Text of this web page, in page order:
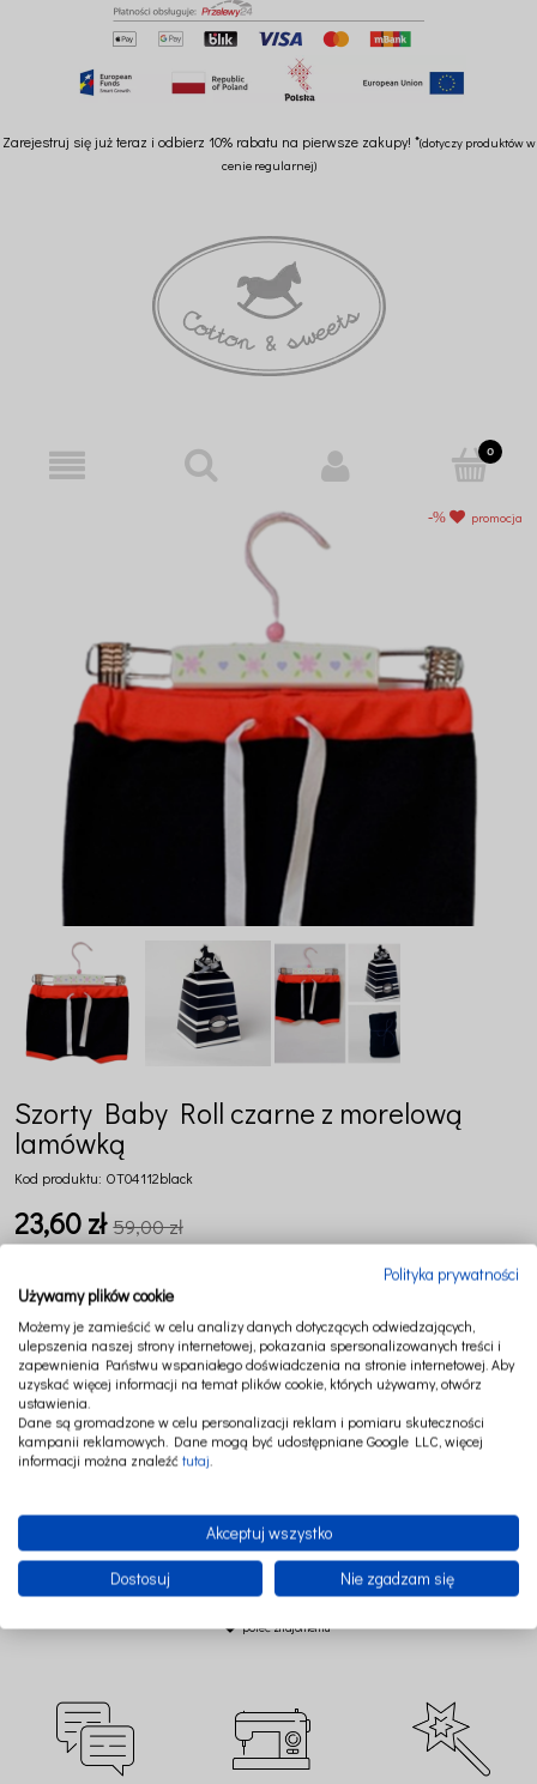
Zarejestruj się już teraz i odbierz 10% rabatu na pierwsze zakupy! *(dotyczy produktów w
cenie regularnej)
promocja
Szorty Baby Roll czarne z morelową
lamówką
Kod produktu: OT04112black
23,60 zł 59,00 zł
Jeżeli produkt jest
momentu, kiedy produkt
sprzedaży.
Dostępność:
*Rozmiar:
poleć znajomemu
Polityka prywatności
Używamy plików cookie
Możemy je zamieścić w celu analizy danych dotyczących odwiedzających,
ulepszenia naszej strony internetowej, pokazania spersonalizowanych treści i
zapewnienia Państwu wspaniałego doświadczenia na stronie internetowej. Aby
uzyskać więcej informacji na temat plików cookie, których używamy, otwórz
ustawienia.
Dane są gromadzone w celu personalizacji reklam i pomiaru skuteczności
kampanii reklamowych. Dane mogą być udostępniane Google LLC, więcej
informacji można znaleźć tutaj
Akceptuj wszystko
Dostosuj Nie zgadzam się